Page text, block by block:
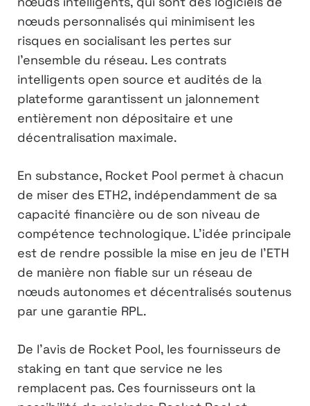
nœuds personnalisés qui minimisent les
risques en socialisant les pertes sur
l’ensemble du réseau. Les contrats
intelligents open source et audités de la
plateforme garantissent un jalonnement
entièrement non dépositaire et une
décentralisation maximale.
En substance, Rocket Pool permet à chacun
de miser des ETH2, indépendamment de sa
capacité financière ou de son niveau de
compétence technologique. L’idée principale
est de rendre possible la mise en jeu de l’ETH
de manière non fiable sur un réseau de
nœuds autonomes et décentralisés soutenus
par une garantie RPL.
De l’avis de Rocket Pool, les fournisseurs de
staking en tant que service ne les
remplacent pas. Ces fournisseurs ont la